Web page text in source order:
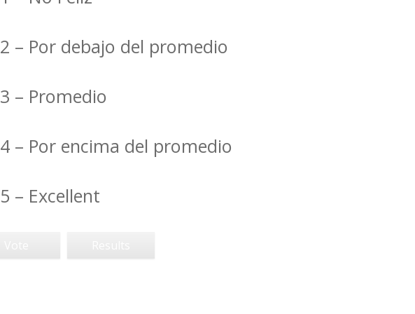
2 – Por debajo del promedio
3 – Promedio
4 – Por encima del promedio
5 – Excellent